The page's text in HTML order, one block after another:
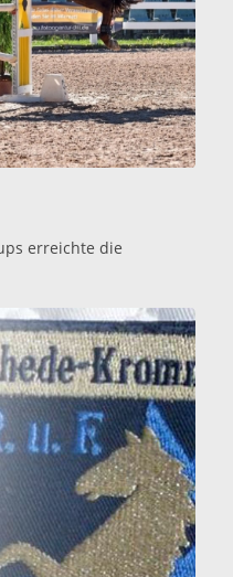
erreichte die